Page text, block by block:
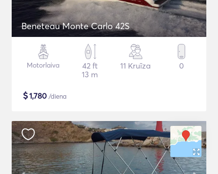
Beneteau Monte Carlo 42S
Motorlaiva
42 ft
13 m
11 Kruīza 0
$1,780 /diena